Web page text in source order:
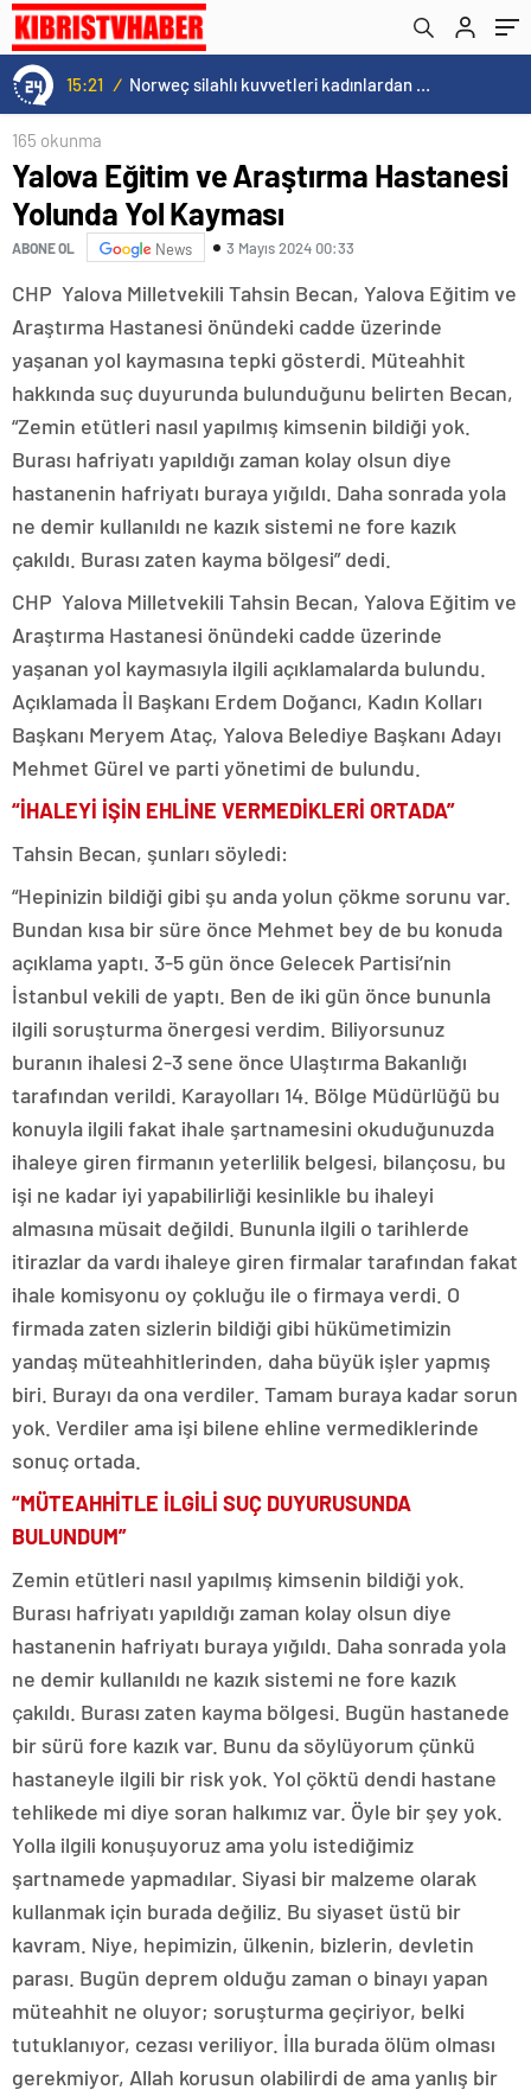
15:21 / Norweç silahlı kuvvetleri kadınlardan oluşan özel kuvvetler eğitimlerini başlattı.
165 okunma
Yalova Eğitim ve Araştırma Hastanesi
Yolunda Yol Kayması
ABONE OL News 3 Mayıs 2024 00:33
CHP Yalova Milletvekili Tahsin Becan, Yalova Eğitim ve
Araştırma Hastanesi önündeki cadde üzerinde
yaşanan yol kaymasına tepki gösterdi. Müteahhit
hakkında suç duyurunda bulunduğunu belirten Becan,
“Zemin etütleri nasıl yapılmış kimsenin bildiği yok.
Burası hafriyatı yapıldığı zaman kolay olsun diye
hastanenin hafriyatı buraya yığıldı. Daha sonrada yola
ne demir kullanıldı ne kazık sistemi ne fore kazık
çakıldı. Burası zaten kayma bölgesi” dedi.
CHP Yalova Milletvekili Tahsin Becan, Yalova Eğitim ve
Araştırma Hastanesi önündeki cadde üzerinde
yaşanan yol kaymasıyla ilgili açıklamalarda bulundu.
Açıklamada İl Başkanı Erdem Doğancı, Kadın Kolları
Başkanı Meryem Ataç, Yalova Belediye Başkanı Adayı
Mehmet Gürel ve parti yönetimi de bulundu.
“İHALEYİ İŞİN EHLİNE VERMEDİKLERİ ORTADA”
Tahsin Becan, şunları söyledi:
“Hepinizin bildiği gibi şu anda yolun çökme sorunu var.
Bundan kısa bir süre önce Mehmet bey de bu konuda
açıklama yaptı. 3-5 gün önce Gelecek Partisi’nin
İstanbul vekili de yaptı. Ben de iki gün önce bununla
ilgili soruşturma önergesi verdim. Biliyorsunuz
buranın ihalesi 2-3 sene önce Ulaştırma Bakanlığı
tarafından verildi. Karayolları 14. Bölge Müdürlüğü bu
konuyla ilgili fakat ihale şartnamesini okuduğunuzda
ihaleye giren firmanın yeterlilik belgesi, bilançosu, bu
işi ne kadar iyi yapabilirliği kesinlikle bu ihaleyi
almasına müsait değildi. Bununla ilgili o tarihlerde
itirazlar da vardı ihaleye giren firmalar tarafından fakat
ihale komisyonu oy çokluğu ile o firmaya verdi. O
firmada zaten sizlerin bildiği gibi hükümetimizin
yandaş müteahhitlerinden, daha büyük işler yapmış
biri. Burayı da ona verdiler. Tamam buraya kadar sorun
yok. Verdiler ama işi bilene ehline vermediklerinde
sonuç ortada.
“MÜTEAHHİTLE İLGİLİ SUÇ DUYURUSUNDA
BULUNDUM”
Zemin etütleri nasıl yapılmış kimsenin bildiği yok.
Burası hafriyatı yapıldığı zaman kolay olsun diye
hastanenin hafriyatı buraya yığıldı. Daha sonrada yola
ne demir kullanıldı ne kazık sistemi ne fore kazık
çakıldı. Burası zaten kayma bölgesi. Bugün hastanede
bir sürü fore kazık var. Bunu da söylüyorum çünkü
hastaneyle ilgili bir risk yok. Yol çöktü dendi hastane
tehlikede mi diye soran halkımız var. Öyle bir şey yok.
Yolla ilgili konuşuyoruz ama yolu istediğimiz
şartnamede yapmadılar. Siyasi bir malzeme olarak
kullanmak için burada değiliz. Bu siyaset üstü bir
kavram. Niye, hepimizin, ülkenin, bizlerin, devletin
parası. Bugün deprem olduğu zaman o binayı yapan
müteahhit ne oluyor; soruşturma geçiriyor, belki
tutuklanıyor, cezası veriliyor. İlla burada ölüm olması
gerekmiyor, Allah korusun olabilirdi de ama yanlış bir